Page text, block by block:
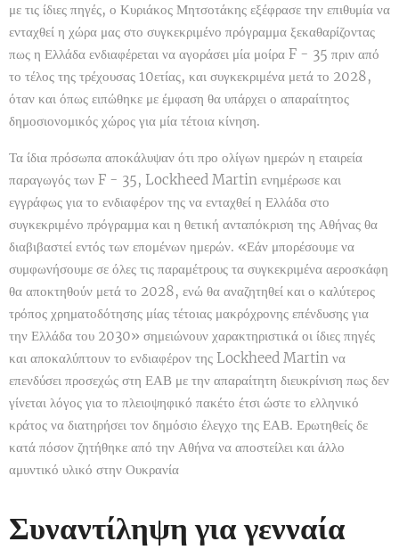
με τις ίδιες πηγές, ο Κυριάκος Μητσοτάκης εξέφρασε την επιθυμία να
ενταχθεί η χώρα μας στο συγκεκριμένο πρόγραμμα ξεκαθαρίζοντας
πως η Ελλάδα ενδιαφέρεται να αγοράσει μία μοίρα F - 35 πριν από
το τέλος της τρέχουσας 10ετίας, και συγκεκριμένα μετά το 2028,
όταν και όπως ειπώθηκε με έμφαση θα υπάρχει ο απαραίτητος
δημοσιονομικός χώρος για μία τέτοια κίνηση.
Τα ίδια πρόσωπα αποκάλυψαν ότι προ ολίγων ημερών η εταιρεία
παραγωγός των F - 35, Lockheed Martin ενημέρωσε και
εγγράφως για το ενδιαφέρον της να ενταχθεί η Ελλάδα στο
συγκεκριμένο πρόγραμμα και η θετική ανταπόκριση της Αθήνας θα
διαβιβαστεί εντός των επομένων ημερών. «Εάν μπορέσουμε να
συμφωνήσουμε σε όλες τις παραμέτρους τα συγκεκριμένα αεροσκάφη
θα αποκτηθούν μετά το 2028, ενώ θα αναζητηθεί και ο καλύτερος
τρόπος χρηματοδότησης μίας τέτοιας μακρόχρονης επένδυσης για
την Ελλάδα του 2030» σημειώνουν χαρακτηριστικά οι ίδιες πηγές
και αποκαλύπτουν το ενδιαφέρον της Lockheed Martin να
επενδύσει προσεχώς στη ΕΑΒ με την απαραίτητη διευκρίνιση πως δεν
γίνεται λόγος για το πλειοψηφικό πακέτο έτσι ώστε το ελληνικό
κράτος να διατηρήσει τον δημόσιο έλεγχο της ΕΑΒ. Ερωτηθείς δε
κατά πόσον ζητήθηκε από την Αθήνα να αποστείλει και άλλο
αμυντικό υλικό στην Ουκρανία
Συναντίληψη για γενναία